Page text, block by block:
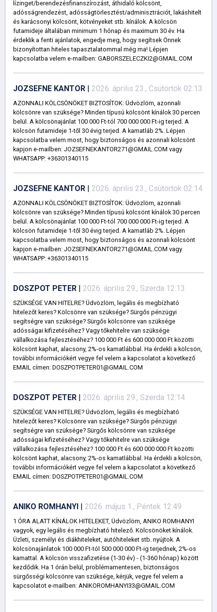
lízinget/berendezésfinanszírozást, áthidaló kölcsönt,
adósságrendezést, adósságtörlesztést/adminisztrációt, lakáshitelt
és karácsonyi kölcsönt, kötvényeket stb. kínálok. A kölcsön
futamideje általában minimum 1 hónap és maximum 30 év. Ha
érdeklik a fenti ajánlatok, engedje meg, hogy segítsek Önnek
bizonyítottan hiteles tapasztalatommal még ma! Lépjen
kapcsolatba velem e-mailben: GABORSZELECZKI2@GMAIL.COM
JOZSEFNE KANTOR | 2026. április 23., Csütörtök 02:13
AZONNALI KÖLCSÖNÖKET BIZTOSÍTOK: Üdvözlöm, azonnali
kölcsönre van szüksége? Minden típusú kölcsönt kínálok 30 percen
belül. A kölcsönajánlat 100 000 Ft-tól 700 000 000 Ft-ig terjed. A
kölcsön futamideje 1-től 30 évig terjed. A kamatláb 2%. Lépjen
kapcsolatba velem most, hogy biztonságos és azonnali kölcsönt
kapjon e-mailben: JOZSEFNEKANTOR271@GMAIL.COM vagy
WHATSAPP: +36301340115
JOZSEFNE KANTOR | 2026. április 23., Csütörtök 02:14
AZONNALI KÖLCSÖNÖKET BIZTOSÍTOK: Üdvözlöm, azonnali
kölcsönre van szüksége? Minden típusú kölcsönt kínálok 30 percen
belül. A kölcsönajánlat 100 000 Ft-tól 700 000 000 Ft-ig terjed. A
kölcsön futamideje 1-től 30 évig terjed. A kamatláb 2%. Lépjen
kapcsolatba velem most, hogy biztonságos és azonnali kölcsönt
kapjon e-mailben: JOZSEFNEKANTOR271@GMAIL.COM vagy
WHATSAPP: +36301340115
DOSZPOT PETER | 2026. április 29., Szerda 12:13
SZÜKSÉGE VAN HITELRE? Üdvözlöm, legális és megbízható
hitelezőt keres? Kölcsönre van szüksége? Sürgős pénzügyi
segítségre van szüksége? Sürgős kölcsönre van szüksége
adósságai kifizetéséhez? Vagy tőkehitelre van szüksége
vállalkozása fejlesztéséhez? 100 000 Ft és 600 000 000 Ft közötti
kölcsönt kaphat, alacsony, 2%-os kamatlábbal. Ha érdekli a kölcsön,
további információkért vegye fel velem a kapcsolatot a következő
EMAIL címen: DOSZPOTPETER01@GMAIL.COM
DOSZPOT PETER | 2026. április 29., Szerda 12:14
SZÜKSÉGE VAN HITELRE? Üdvözlöm, legális és megbízható
hitelezőt keres? Kölcsönre van szüksége? Sürgős pénzügyi
segítségre van szüksége? Sürgős kölcsönre van szüksége
adósságai kifizetéséhez? Vagy tőkehitelre van szüksége
vállalkozása fejlesztéséhez? 100 000 Ft és 600 000 000 Ft közötti
kölcsönt kaphat, alacsony, 2%-os kamatlábbal. Ha érdekli a kölcsön,
további információkért vegye fel velem a kapcsolatot a következő
EMAIL címen: DOSZPOTPETER01@GMAIL.COM
ANIKO ROMHANYI | 2026. május 1., Péntek 12:49
1 ÓRA ALATT KÍNÁLOK HITELEKET, Üdvözlöm, ANIKO ROMHANYI
vagyok, egy legális és megbízható hitelező. Kölcsönöket kínálok.
Üzleti, személyi és diákhiteleket, autóhiteleket stb. nyújtok. A
kölcsönajánlatok 100 000 Ft-tól 500 000 000 Ft-ig terjednek, 2%-os
kamattal. A kölcsön visszafizetése (1-30 év) - (1-360 hónap) között
kezdődik. Ha 1 órán belül, problémamentesen, biztonságos
sürgősségi kölcsönre van szüksége, kérjük, vegye fel velem a
kapcsolatot e-mailben: ANIKOROMHANYI33@GMAIL.COM